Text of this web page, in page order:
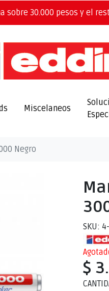
30.000 pesos y el
Miscelaneos
Negro
SKU:
$